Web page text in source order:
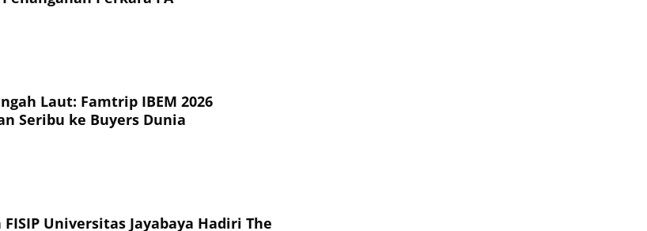
Laut: Famtrip IBEM 2026
Seribu ke Buyers Dunia
Universitas Jayabaya Hadiri The